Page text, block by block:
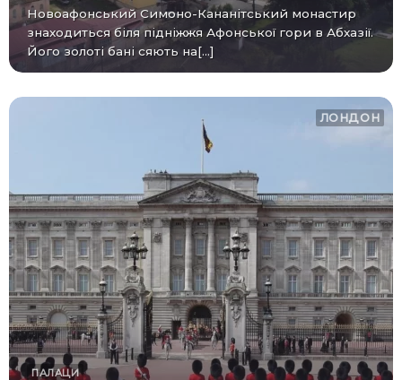
Новоафонський Симоно-Кананітський монастир
знаходиться біля підніжжя Афонської гори в Абхазії.
Його золоті бані сяють на[...]
ЛОНДОН
ПАЛАЦИ